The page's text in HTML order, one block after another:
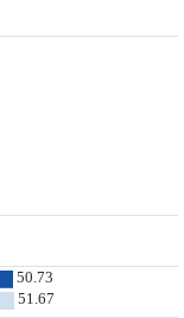
50.73
51.67